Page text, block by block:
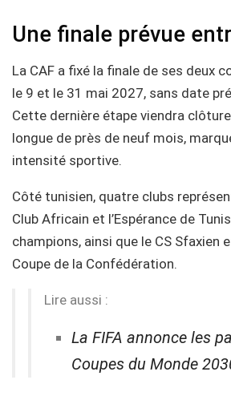
Une finale prévue
La CAF a fixé la finale de ses deux
le 9 et le 31 mai 2027, sans date
Cette dernière étape viendra
longue de près de neuf mois,
intensité sportive.
Côté tunisien, quatre clubs
Club Africain et l’Espérance de
champions, ainsi que le CS Sfaxien
Coupe de la Confédération.
Lire aussi :
La FIFA annonce les
Coupes du Monde